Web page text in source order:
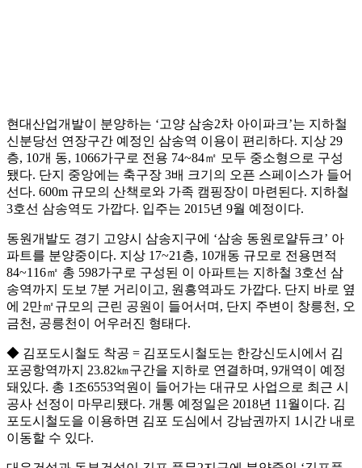
현대산업개발이 분양하는 ‘고양 삼송2차 아이파크’는 지하철
신분당선 연장구간 예정인 삼송역 이용이 편리하다. 지상 29
층, 10개 동, 1066가구로 전용 74~84㎡ 모두 중소형으로 구성
됐다. 단지 중앙에는 축구장 3배 크기의 오픈 스페이스가 들어
선다. 600m 규모의 산책로와 가족 캠핑장이 마련된다. 지하철
3호선 삼송역도 가깝다. 입주는 2015년 9월 예정이다.
동원개발도 경기 고양시 삼송지구에 ‘삼송 동원로얄듀크’ 아
파트를 분양중이다. 지상 17~21층, 10개동 규모로 전용면적
84~116㎡ 총 598가구로 구성된 이 아파트는 지하철 3호선 삼
송역까지 도보 7분 거리이고, 원흥역과도 가깝다. 단지 바로 옆
에 2만㎡규모의 근린 공원이 들어서며, 단지 주변이 창릉천, 오
금천, 공릉천이 어우러진 형태다.
◆ 김포도시철도 착공 = 김포도시철도는 한강신도시에서 김
포공항역까지 23.82㎞구간을 지하로 연결하며, 9개역이 예정
돼있다. 총 1조6553억원이 들어가는 대규모 사업으로 최근 시
공사 선정이 마무리됐다. 개통 예정일은 2018년 11월이다. 김
포도시철도을 이용하면 김포 도심에서 강남권까지 1시간 내로
이동할 수 있다.